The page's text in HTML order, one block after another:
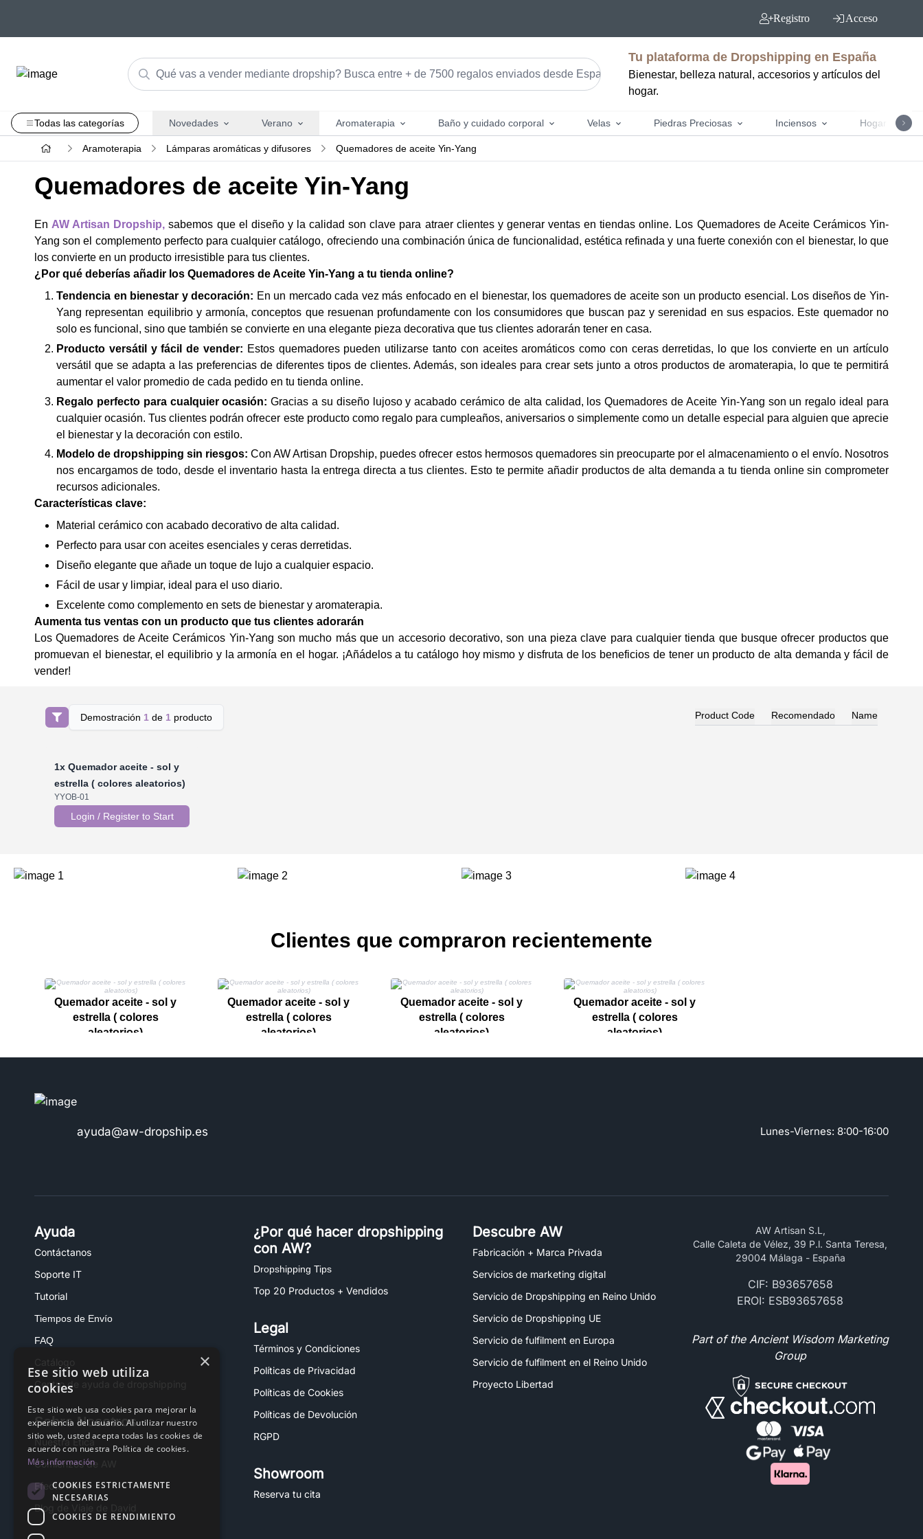
Registro Acceso
Tu plataforma de Dropshipping en España
Bienestar, belleza natural, accesorios y artículos del
hogar.
Todas las categorías Novedades Verano Aromaterapia Baño y cuidado corporal Velas Piedras Preciosas Inciensos Hogar y jardín
Aramoterapia Lámparas aromáticas y difusores Quemadores de aceite Yin-Yang
Quemadores de aceite Yin-Yang
En AW Artisan Dropship, sabemos que el diseño y la calidad son clave para atraer clientes y generar ventas en tiendas online. Los Quemadores de Aceite Cerámicos Yin-
Yang son el complemento perfecto para cualquier catálogo, ofreciendo una combinación única de funcionalidad, estética refinada y una fuerte conexión con el bienestar, lo que
los convierte en un producto irresistible para tus clientes.
¿Por qué deberías añadir los Quemadores de Aceite Yin-Yang a tu tienda online?
Tendencia en bienestar y decoración: En un mercado cada vez más enfocado en el bienestar, los quemadores de aceite son un producto esencial. Los diseños de Yin-
Yang representan equilibrio y armonía, conceptos que resuenan profundamente con los consumidores que buscan paz y serenidad en sus espacios. Este quemador no
solo es funcional, sino que también se convierte en una elegante pieza decorativa que tus clientes adorarán tener en casa.
Producto versátil y fácil de vender: Estos quemadores pueden utilizarse tanto con aceites aromáticos como con ceras derretidas, lo que los convierte en un artículo
versátil que se adapta a las preferencias de diferentes tipos de clientes. Además, son ideales para crear sets junto a otros productos de aromaterapia, lo que te permitirá
aumentar el valor promedio de cada pedido en tu tienda online.
Regalo perfecto para cualquier ocasión:Gracias a su diseño lujoso y acabado cerámico de alta calidad, los Quemadores de Aceite Yin-Yang son un regalo ideal para
cualquier ocasión. Tus clientes podrán ofrecer este producto como regalo para cumpleaños, aniversarios o simplemente como un detalle especial para alguien que aprecie
el bienestar y la decoración con estilo.
Modelo de dropshipping sin riesgos:Con AW Artisan Dropship, puedes ofrecer estos hermosos quemadores sin preocuparte por el almacenamiento o el envío. Nosotros
nos encargamos de todo, desde el inventario hasta la entrega directa a tus clientes. Esto te permite añadir productos de alta demanda a tu tienda online sin comprometer
recursos adicionales.
Características clave:
Material cerámico con acabado decorativo de alta calidad.
Perfecto para usar con aceites esenciales y ceras derretidas.
Diseño elegante que añade un toque de lujo a cualquier espacio.
Fácil de usar y limpiar, ideal para el uso diario.
Excelente como complemento en sets de bienestar y aromaterapia.
Aumenta tus ventas con un producto que tus clientes adorarán
Los Quemadores de Aceite Cerámicos Yin-Yang son mucho más que un accesorio decorativo, son una pieza clave para cualquier tienda que busque ofrecer productos que
promuevan el bienestar, el equilibrio y la armonía en el hogar. ¡Añádelos a tu catálogo hoy mismo y disfruta de los beneficios de tener un producto de alta demanda y fácil de
vender!
Demostración 1 de 1 producto Product Code Recomendado Name
1x Quemador aceite - sol y
estrella ( colores aleatorios)
YYOB-01
Login / Register to Start
Clientes que compraron recientemente
Quemador aceite - sol y
estrella ( colores
aleatorios)
Quemador aceite - sol y
estrella ( colores
aleatorios)
Quemador aceite - sol y
estrella ( colores
aleatorios)
Quemador aceite - sol y
estrella ( colores
aleatorios)
ayuda@aw-dropship.es Lunes-Viernes: 8:00-16:00
Ayuda
Contáctanos
Soporte IT
Tutorial
Tiempos de Envío
FAQ
Centro de ayuda de dropshipping
Sobre Nosotros
Nuestra Ética
Comienzos de AW
Efecto Fénix
Blog de Viaje de David
¿Por qué hacer dropshipping
con AW?
Dropshipping Tips
Top 20 Productos + Vendidos
Legal
Términos y Condiciones
Políticas de Privacidad
Políticas de Cookies
Políticas de Devolución
RGPD
Showroom
Reserva tu cita
Descubre AW
Fabricación + Marca Privada
Servicios de marketing digital
Servicio de Dropshipping en Reino Unido
Servicio de Dropshipping UE
Servicio de fulfilment en Europa
Servicio de fulfilment en el Reino Unido
Proyecto Libertad
AW Artisan S.L,
Calle Caleta de Vélez, 39 P.l. Santa Teresa,
29004 Málaga - España
CIF: B93657658
EROI: ESB93657658
Part of the Ancient Wisdom Marketing
Group
×
Ese sitio web utiliza
cookies
Este sitio web usa cookies para mejorar la
experiencia del usuario. Al utilizar nuestro
sitio web, usted acepta todas las cookies de
acuerdo con nuestra Política de cookies.
Más información
COOKIES ESTRICTAMENTE
NECESARIAS
COOKIES DE RENDIMIENTO